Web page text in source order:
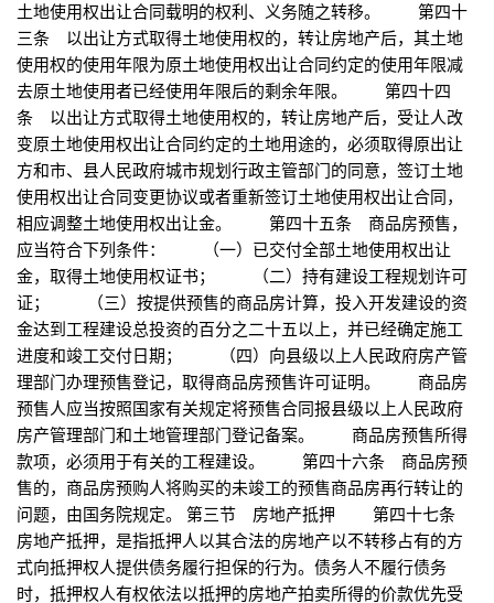
土地使用权出让合同载明的权利、义务随之转移。 第四十
三条 以出让方式取得土地使用权的，转让房地产后，其土地
使用权的使用年限为原土地使用权出让合同约定的使用年限减
去原土地使用者已经使用年限后的剩余年限。 第四十四
条 以出让方式取得土地使用权的，转让房地产后，受让人改
变原土地使用权出让合同约定的土地用途的，必须取得原出让
方和市、县人民政府城市规划行政主管部门的同意，签订土地
使用权出让合同变更协议或者重新签订土地使用权出让合同，
相应调整土地使用权出让金。 第四十五条 商品房预售，
应当符合下列条件： （一）已交付全部土地使用权出让
金，取得土地使用权证书； （二）持有建设工程规划许可
证； （三）按提供预售的商品房计算，投入开发建设的资
金达到工程建设总投资的百分之二十五以上，并已经确定施工
进度和竣工交付日期； （四）向县级以上人民政府房产管
理部门办理预售登记，取得商品房预售许可证明。 商品房
预售人应当按照国家有关规定将预售合同报县级以上人民政府
房产管理部门和土地管理部门登记备案。 商品房预售所得
款项，必须用于有关的工程建设。 第四十六条 商品房预
售的，商品房预购人将购买的未竣工的预售商品房再行转让的
问题，由国务院规定。 第三节 房地产抵押 第四十七条
房地产抵押，是指抵押人以其合法的房地产以不转移占有的方
式向抵押权人提供债务履行担保的行为。债务人不履行债务
时，抵押权人有权依法以抵押的房地产拍卖所得的价款优先受